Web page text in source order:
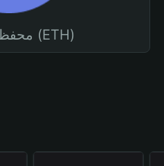
محفظة إيثيريوم (ETH)